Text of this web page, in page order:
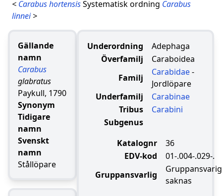
< Carabus hortensisSystematisk ordning Carabus
linnei>
Gällande
namn
Carabus
glabratus
Paykull, 1790
Synonym
Tidigare
namn
Svenskt
namn
Stållöpare
Underordning
Adephaga
Överfamilj
Caraboidea
Familj
Carabidae-
Jordlöpare
Underfamilj
Carabinae
Tribus
Carabini
Subgenus
Katalognr
36
EDV-kod
01-.004-.029-.
Gruppansvarlig
Gruppansvarig
saknas